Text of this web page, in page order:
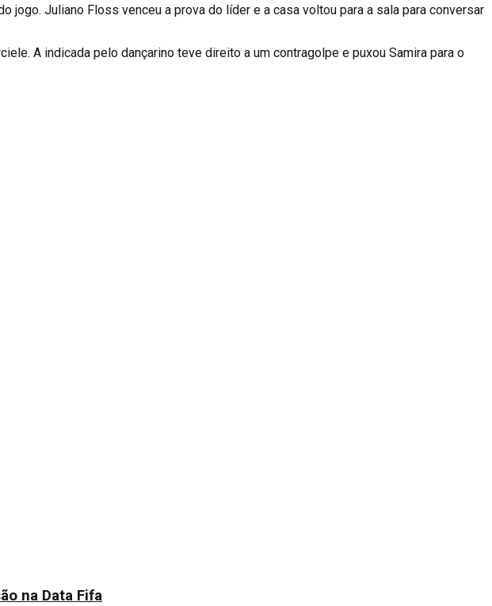
jogo. Juliano Floss venceu a prova do líder e a casa voltou para a sala para conversar
A indicada pelo dançarino teve direito a um contragolpe e puxou Samira para o
na Data Fifa